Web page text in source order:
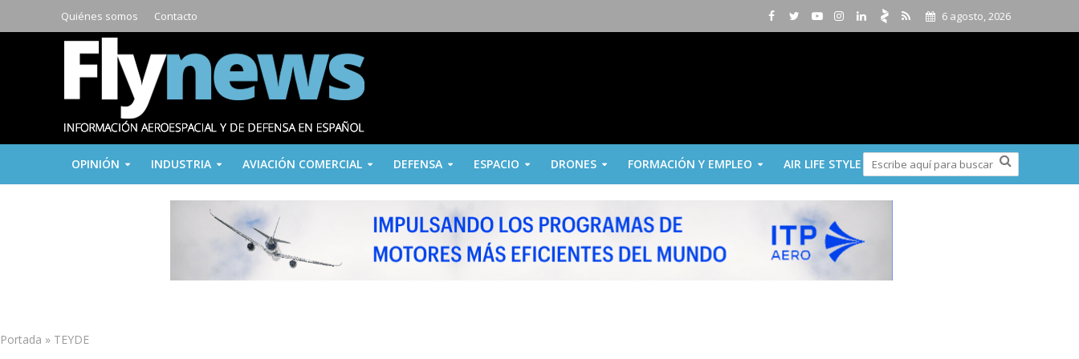
Quiénes somos Contacto 6 agosto, 2026
OPINIÓN INDUSTRIA AVIACIÓN COMERCIAL DEFENSA ESPACIO DRONES FORMACIÓN Y EMPLEO AIR LIFE STYLE
Portada » TEYDE